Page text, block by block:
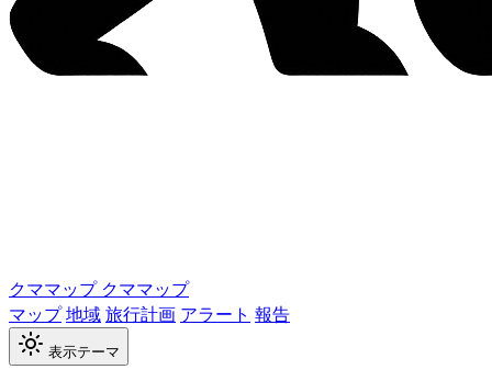
クママップ クママップ
マップ地域旅行計画 アラート 報告
表示テーマ